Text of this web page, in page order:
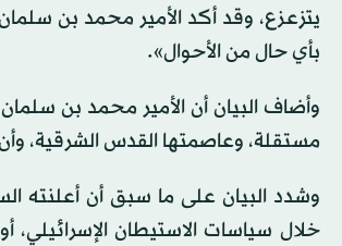
يتزعزع، وقد أكد الأمير محمد بن
بأي حال من الأحوال».
وأضاف البيان أن الأمير محمد بن
مستقلة، وعاصمتها القدس الشرقية،
وشدد البيان على ما سبق أن أعلنته
خلال سياسات الاستيطان